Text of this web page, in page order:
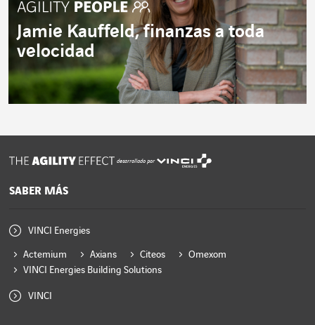
Jamie Kauffeld, finanzas a toda
velocidad
desarrollado por
SABER MÁS
VINCI Energies
Actemium Axians Citeos
Omexom
VINCI Energies Building Solutions
VINCI